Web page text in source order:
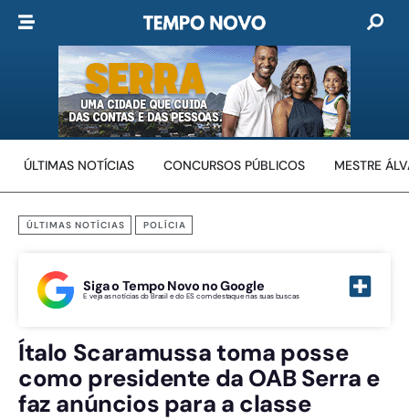
ÚLTIMAS NOTÍCIAS CONCURSOS PÚBLICOS MESTRE
ÚLTIMAS NOTÍCIAS POLÍCIA
Siga o Tempo Novo no Google
E veja as notícias do Brasil e do ES com destaque nas suas buscas
Ítalo Scaramussa toma posse
como presidente da OAB Serra e
faz anúncios para a classe